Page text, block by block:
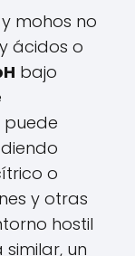
mohos no
ácidos o
bajo
puede
o
y otras
hostil
un